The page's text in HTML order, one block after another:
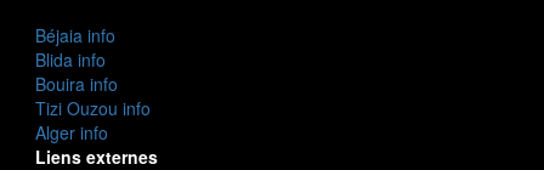
Béjaia info
Blida info
Bouira info
Tizi Ouzou info
Alger info
Liens externes